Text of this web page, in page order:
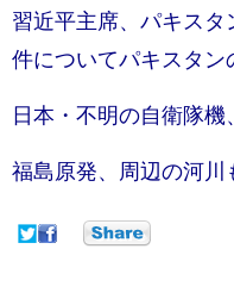
習近平主席、パキス
件についてパキスタ
日本・不明の自衛隊
福島原発、周辺の河川